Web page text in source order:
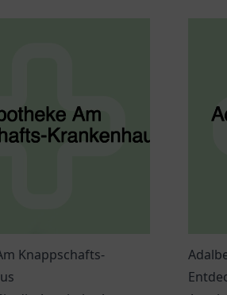
Knappschafts-